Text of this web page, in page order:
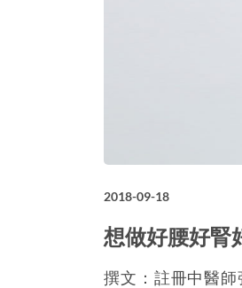
2018-09-18
想做好腰好腎
撰文：註冊中醫